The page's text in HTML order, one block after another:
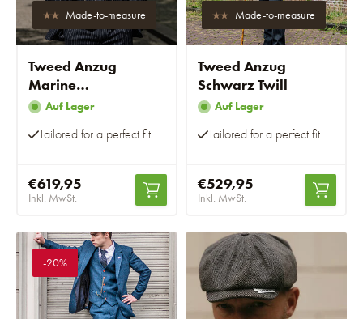
Made-to-measure
Tweed Anzug
Marine
Kreidegestreift
Auf Lager
Tailored for a perfect fit
€619,95
Inkl. MwSt.
Made-to-measure
Tweed Anzug
Schwarz Twill
Auf Lager
Tailored for a perfect fit
€529,95
Inkl. MwSt.
-20%